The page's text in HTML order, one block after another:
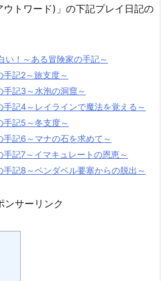
トワード)」の下記プレイ日記の
い！～ある冒険家の手記～
記2～旅支度～
記3～水泡の洞窟～
記4～レイラインで魔法を覚える～
記5～冬支度～
記6～マナの石を求めて～
記7～イマキュレートの恩恵～
記8～ベンダベル要塞からの脱出～
ンサーリンク